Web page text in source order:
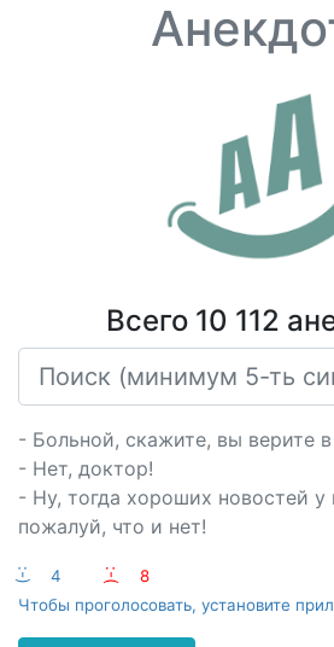
Всего 10 112
- Больной, скажите, вы верите
- Нет, доктор!
- Ну, тогда хороших новостей у
пожалуй, что и нет!
:-) 4 :-(
8
Чтобы проголосовать, установите